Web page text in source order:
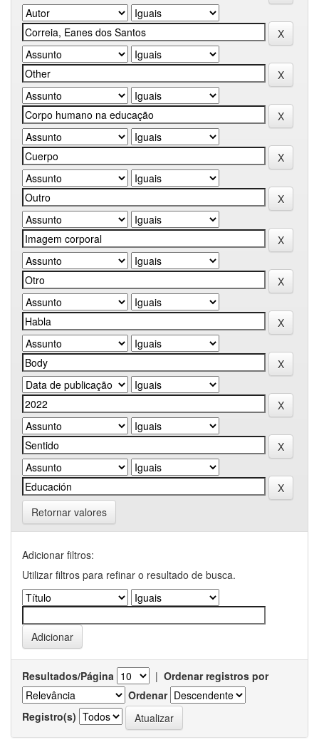
Retornar valores
Adicionar filtros:
Utilizar filtros para refinar o resultado de busca.
Resultados/Página | Ordenar registros por
Ordenar
Registro(s)